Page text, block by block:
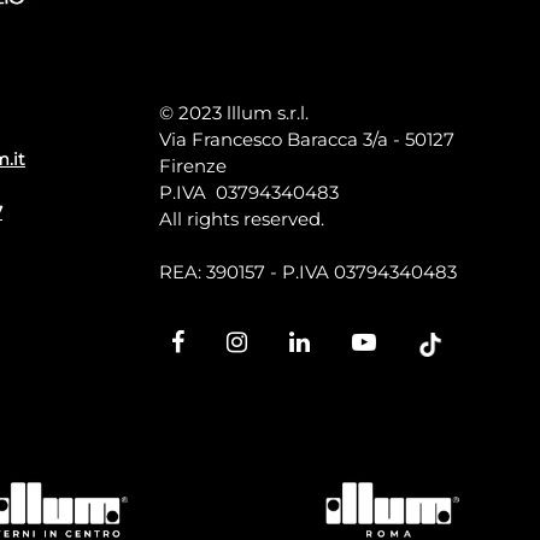
© 2023 lllum s.r.l.
Via Francesco Baracca 3/a - 50127
Firenze
P.IVA 03794340483
All rights reserved.
REA: 390157 - P.IVA 03794340483